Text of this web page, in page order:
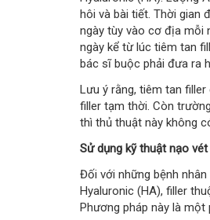
hôi và bài tiết. Thời gian
ngày tùy vào cơ địa mỗi
ngày kể từ lúc tiêm tan
bác sĩ buộc phải đưa ra
Lưu ý rằng, tiêm tan
filler tạm thời. Còn
thì thủ thuật này không
Sử dụng kỹ thuật nạo
Đối với những bệnh
Hyaluronic (HA), filler
Phương pháp này là